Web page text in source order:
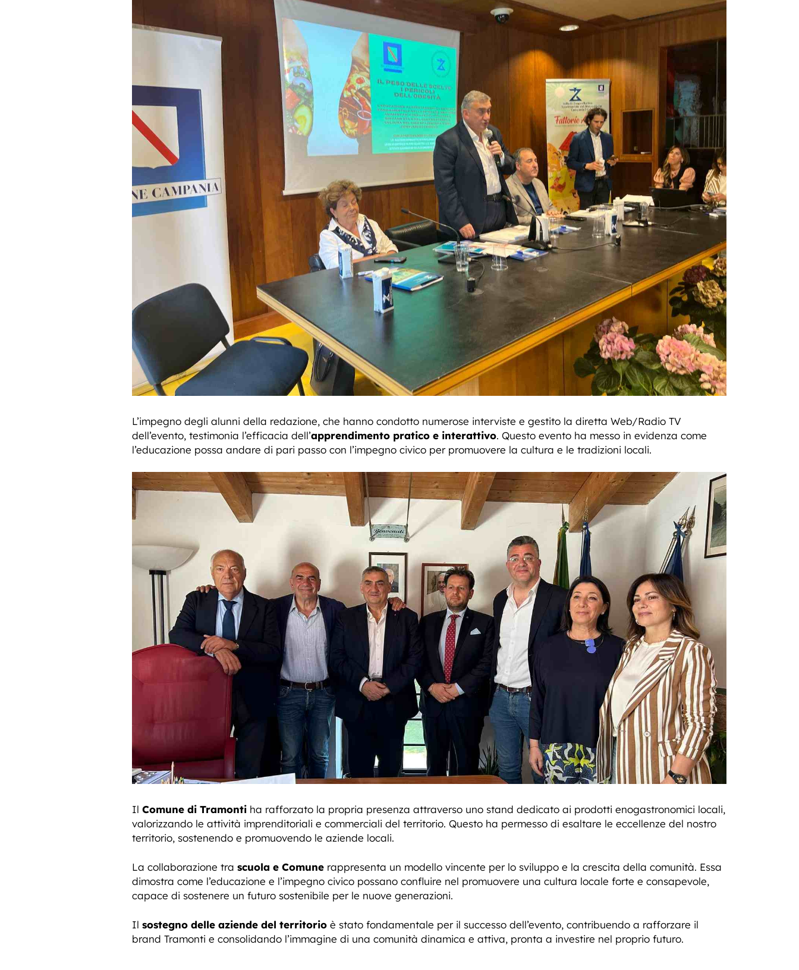
L’impegno degli alunni della redazione, che hanno condotto numerose interviste e gestito la diretta Web/Radio TV
dell’evento, testimonia l’efficacia dell’apprendimento pratico e interattivo. Questo evento ha messo in evidenza come
l’educazione possa andare di pari passo con l’impegno civico per promuovere la cultura e le tradizioni locali.
Il Comune di Tramonti ha rafforzato la propria presenza attraverso uno stand dedicato ai prodotti enogastronomici locali,
valorizzando le attività imprenditoriali e commerciali del territorio. Questo ha permesso di esaltare le eccellenze del nostro
territorio, sostenendo e promuovendo le aziende locali.
La collaborazione tra scuola e Comune rappresenta un modello vincente per lo sviluppo e la crescita della comunità. Essa
dimostra come l’educazione e l’impegno civico possano confluire nel promuovere una cultura locale forte e consapevole,
capace di sostenere un futuro sostenibile per le nuove generazioni.
Il sostegno delle aziende del territorio è stato fondamentale per il successo dell’evento, contribuendo a rafforzare il
brand Tramonti e consolidando l’immagine di una comunità dinamica e attiva, pronta a investire nel proprio futuro.